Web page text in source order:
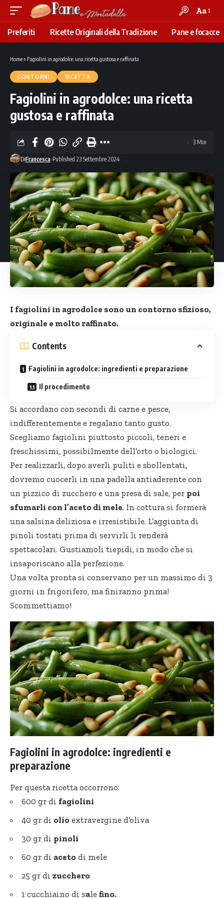
Font
Resizer
Aa
Preferiti Ricette Originali della Tradizione Pane e focacce
Home» Fagiolini in agrodolce: una ricetta gustosa e raffinata
CONTORNI RICETTA
Fagiolini in agrodolce: una ricetta
gustosa e raffinata
DiFrancesca Published 23 Settembre 2024
3 Min
I fagiolini in agrodolce sono un contorno sfizioso,
originale e molto raffinato.
Contents
Fagiolini in agrodolce: ingredienti e preparazione
Il procedimento
Si accordano con secondi di carne e pesce,
indifferentemente e regalano tanto gusto.
Scegliamo fagiolini piuttosto piccoli, teneri e
freschissimi, possibilmente dell’orto o biologici.
Per realizzarli, dopo averli puliti e sbollentati,
dovremo cuocerli in una padella antiaderente con
un pizzico di zucchero e una presa di sale, per poi
sfumarli con l’aceto di mele. In cottura si formerà
una salsina deliziosa e irresistibile. L’aggiunta di
pinoli tostati prima di servirli li renderà
spettacolari. Gustiamoli tiepidi, in modo che si
insaporiscano alla perfezione.
Una volta pronta si conservano per un massimo di 3
giorni in frigorifero, ma finiranno prima!
Scommettiamo!
Fagiolini in agrodolce: ingredienti e
preparazione
Per questa ricetta occorrono:
600 gr di fagiolini
40 gr di olio extravergine d’oliva
30 gr di pinoli
60 gr di aceto di mele
25 gr di zucchero
1 cucchiaino di sale fino.